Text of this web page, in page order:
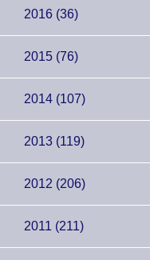
2016 (36)
2015 (76)
2014 (107)
2013 (119)
2012 (206)
2011 (211)